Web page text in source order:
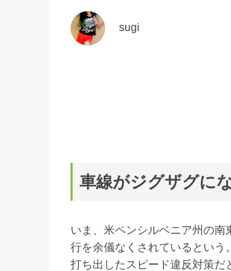
sugi
車線がジグザグに
いま、米ペンシルベニア州の
行を余儀なくされているとい
打ち出したスピード違反対策だ